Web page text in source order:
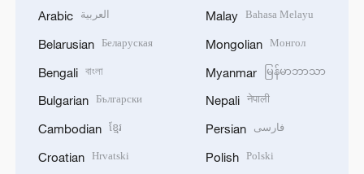
Arabic العربية
Belarusian Беларуская
Bengali বাংলা
Bulgarian Български
Cambodian ខ្មែរ
Croatian Hrvatski
Malay Bahasa Melayu
Mongolian Монгол
Myanmar မြန်မာဘာသာ
Nepali नेपाली
Persian فارسی
Polish Polski